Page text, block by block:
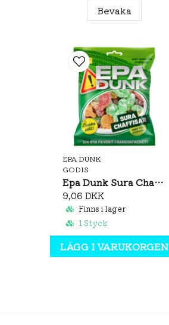
Bevaka
EPA DUNK
GODIS
Epa Dunk Sura Chaffisar 80g
9,06 DKK
Finns i lager
1 Styck
LÄGG I VARUKORGEN